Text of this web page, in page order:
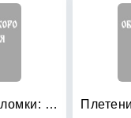
Плетение из соломки: Техника: Приемы. Изделия